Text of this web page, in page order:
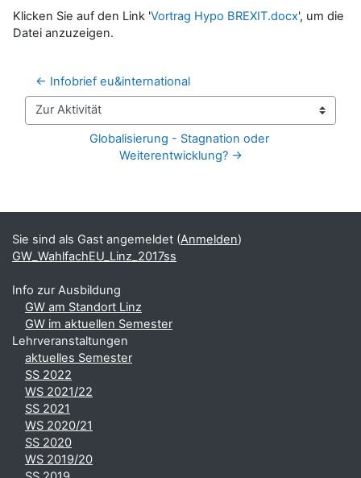
Abschlussbedingungen
Klicken Sie auf den Link 'Vortrag Hypo BREXIT.docx', um die
Datei anzuzeigen.
← Infobrief eu&international
Zur Aktivität
Globalisierung - Stagnation oder
Weiterentwicklung? →
Ergänzungsblöcke
Sie sind als Gast angemeldet (Anmelden)
GW_WahlfachEU_Linz_2017ss
Info zur Ausbildung
GW am Standort Linz
GW im aktuellen Semester
Lehrveranstaltungen
aktuelles Semester
SS 2022
WS 2021/22
SS 2021
WS 2020/21
SS 2020
WS 2019/20